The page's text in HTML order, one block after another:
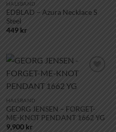
HALSBAND
EDBLAD – Azura Necklace S
Steel
449 kr
önskelistan!
HALSBAND
GEORG JENSEN – FORGET-
ME-KNOT PENDANT 1662 YG
9,900 kr